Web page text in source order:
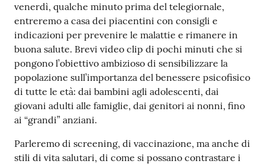
Imprese
ed Enti
Seguici
su
venerdì, qualche minuto prima del telegiornale,
entreremo a casa dei piacentini con consigli e
indicazioni per prevenire le malattie e rimanere in
buona salute. Brevi video clip di pochi minuti che si
pongono l’obiettivo ambizioso di sensibilizzare la
popolazione sull’importanza del benessere psicofisico
di tutte le età: dai bambini agli adolescenti, dai
giovani adulti alle famiglie, dai genitori ai nonni, fino
ai “grandi” anziani.
Parleremo di screening, di vaccinazione, ma anche di
stili di vita salutari, di come si possano contrastare i